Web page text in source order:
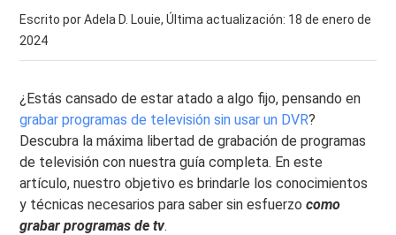
Escrito por Adela D. Louie, Última actualización: 18 de enero de
2024
¿Estás cansado de estar atado a algo fijo, pensando en
grabar programas de televisión sin usar un DVR?
Descubra la máxima libertad de grabación de programas
de televisión con nuestra guía completa. En este
artículo, nuestro objetivo es brindarle los conocimientos
y técnicas necesarios para saber sin esfuerzocomo
grabar programas de tv.